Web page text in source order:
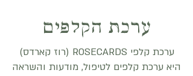
ערכת הקלפים
ערכת קלפי ROSECARDS (רוז קארדס)
היא ערכת קלפים לטיפול, מודעות והשראה